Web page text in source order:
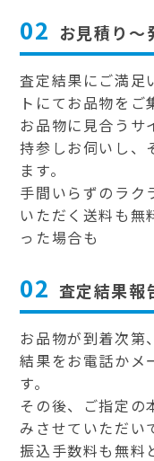
02 お見積り～
査定結果にご満足
トにてお品物をご
お品物に見合うサ
持参しお伺いし、
ます。
手間いらずのラク
いただく送料も無
った場合も
02 査定結果報
お品物が到着次第
結果をお電話かメ
す。
その後、ご指定の
みさせていただい
振込手数料も無料